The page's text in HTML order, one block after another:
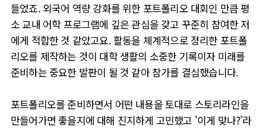
들었죠. 외국어 역량 강화를 위한 포트폴리오 대회인 만큼 평
소 교내 어학 프로그램에 깊은 관심을 갖고 꾸준히 참여한 저
에게 적합한 것 같았고요. 활동을 체계적으로 정리한 포트폴
리오를 제작하는 것이 대학 생활의 소중한 기록이자 미래를
준비하는 중요한 발판이 될 것 같아 참가를 결심했습니다.
포트폴리오를 준비하면서 어떤 내용을 토대로 스토리라인을
만들어가면 좋을지에 대해 진지하게 고민했고 '이게 맞나?’라